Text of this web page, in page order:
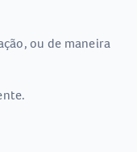
ou de maneira